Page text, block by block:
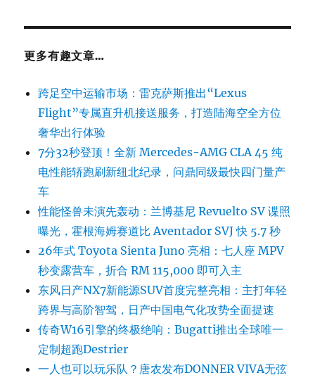
更多有趣文章…
跨足空中运输市场：雷克萨斯推出“Lexus
Flight”专属直升机接送服务，打造陆海空全方位
奢华出行体验
7分32秒登顶！全新 Mercedes-AMG CLA 45 纯
电性能轿跑刷新纽北纪录，问鼎同级最快四门量产
车
性能怪兽未演先轰动：兰博基尼 Revuelto SV 谍照
曝光，霍根海姆赛道比 Aventador SVJ 快 5.7 秒
26年式 Toyota Sienta Juno 亮相：七人座 MPV
秒变露营车，折合 RM 115,000 即可入主
东风日产NX7新能源SUV首度完整亮相：主打年轻
跨界与高阶智驾，日产中国电气化攻势全面提速
传奇W16引擎的终极绝响：Bugatti推出全球唯一
定制超跑Destrier
一人也可以玩乐队？唐农发布DONNER VIVA无弦